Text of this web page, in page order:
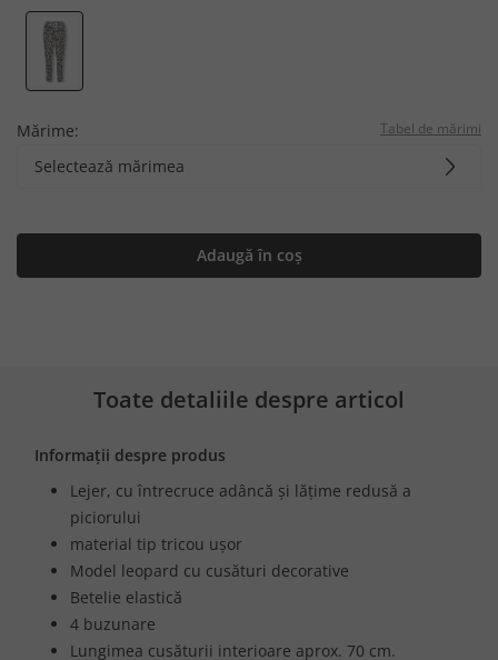
Mărime: Tabel de mărimi
Selectează mărimea
Adaugă în coș
Toate detaliile despre articol
Informații despre produs
Lejer, cu întrecruce adâncă și lățime redusă a
piciorului
material tip tricou uşor
Model leopard cu cusături decorative
Betelie elastică
4 buzunare
Lungimea cusăturii interioare aprox. 70 cm.